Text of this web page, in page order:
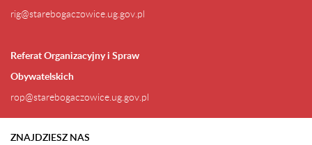
rig@starebogaczowice.ug.gov.pl
Referat Organizacyjny i Spraw
Obywatelskich
rop@starebogaczowice.ug.gov.pl
ZNAJDZIESZ NAS